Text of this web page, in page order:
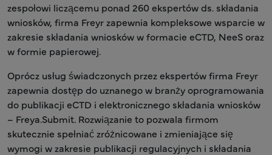
zespołowi liczącemu ponad 260 ekspertów ds. składania
wniosków, firma Freyr zapewnia kompleksowe wsparcie w
zakresie składania wniosków w formacie eCTD, NeeS oraz
w formie papierowej.
Oprócz usług świadczonych przez ekspertów firma Freyr
zapewnia dostęp do uznanego w branży oprogramowania
do publikacji eCTD i elektronicznego składania wniosków
– Freya.Submit. Rozwiązanie to pozwala firmom
skutecznie spełniać zróżnicowane i zmieniające się
wymogi w zakresie publikacji regulacyjnych i składania